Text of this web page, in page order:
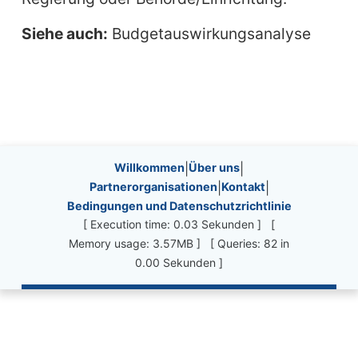
Siehe auch: Budgetauswirkungsanalyse
Site information, links, etc.
Willkommen Über uns
Partnerorganisationen Kontakt
Bedingungen und Datenschutzrichtlinie
[ Execution time: 0.03 Sekunden ] [
Memory usage: 3.57MB ] [ Queries: 82 in
0.00 Sekunden ]